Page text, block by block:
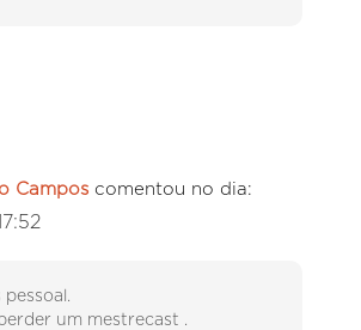
Campos comentou no dia:
pessoal.
um mestrecast .